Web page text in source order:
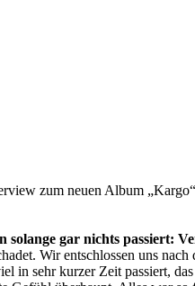
zum neuen Album
gar nichts passiert:
Wir entschlossen uns
in sehr kurzer Zeit passiert,